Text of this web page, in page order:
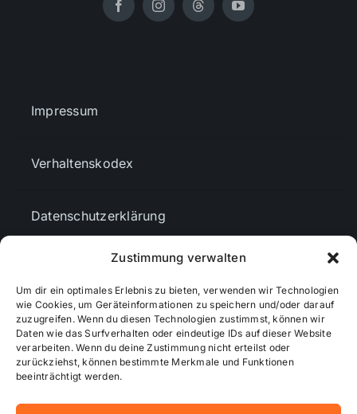
Zustimmung verwalten
Um dir ein optimales Erlebnis zu bieten, verwenden wir Technologien
wie Cookies, um Geräteinformationen zu speichern und/oder darauf
zuzugreifen. Wenn du diesen Technologien zustimmst, können wir
Daten wie das Surfverhalten oder eindeutige IDs auf dieser Website
verarbeiten. Wenn du deine Zustimmung nicht erteilst oder
zurückziehst, können bestimmte Merkmale und Funktionen
beeinträchtigt werden.
Impressum
Verhaltenskodex
Datenschutzerklärung
Cookie-Richtlinie (EU)
Mediendaten